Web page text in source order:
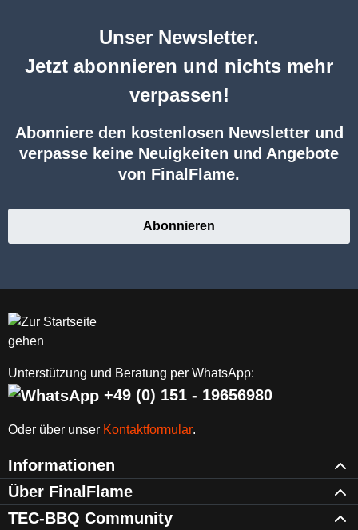
Unser Newsletter.
Jetzt abonnieren und nichts mehr
verpassen!
Abonniere den kostenlosen Newsletter und
verpasse keine Neuigkeiten und Angebote
von FinalFlame.
Abonnieren
Unterstützung und Beratung per WhatsApp:
+49 (0) 151 - 19656980
Oder über unser Kontaktformular.
Informationen
Über FinalFlame
TEC-BBQ Community